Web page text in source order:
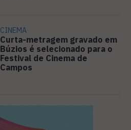
CINEMA
Curta-metragem gravado em
Búzios é selecionado para o
Festival de Cinema de
Campos